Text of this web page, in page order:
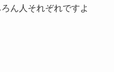
ん人それぞれですよ